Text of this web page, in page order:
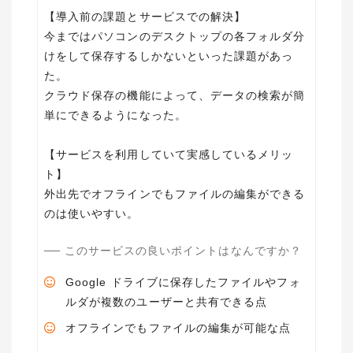
【導入前の課題とサービスでの解決】
今まではパソコンのデスクトップの各フォルダ分
けをして保存するしかないといった課題があっ
た。
クラウド保存の機能によって、データの検索が簡
単にできるようになった。
【サービスを利用していて実感しているメリッ
ト】
外出先でオフラインでもファイルの編集ができる
このサービスの良いポイントはなんですか？
Google ドライブに保存したファイルやフォ
ルダが複数のユーザーと共有できる点
オフラインでもファイルの編集が可能な点